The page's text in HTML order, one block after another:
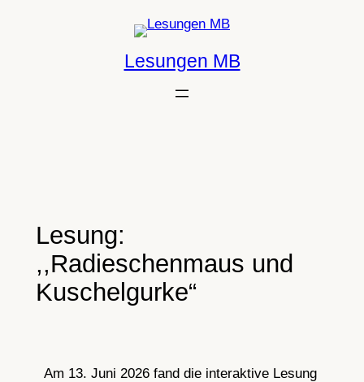
Lesungen MB
Lesung:
,,Radieschenmaus und
Kuschelgurke“
Am 13. Juni 2026 fand die interaktive Lesung